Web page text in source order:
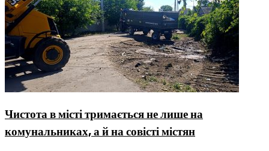
Чистота в місті тримається не лише на
комунальниках, а й на совісті містян